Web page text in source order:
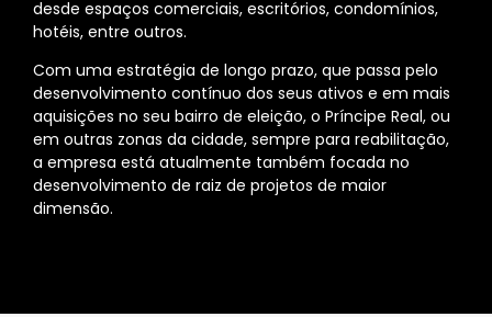
desde espaços comerciais, escritórios, condomínios,
hotéis, entre outros.
Com uma estratégia de longo prazo, que passa pelo
desenvolvimento contínuo dos seus ativos e em mais
aquisições no seu bairro de eleição, o Príncipe Real, ou
em outras zonas da cidade, sempre para reabilitação,
a empresa está atualmente também focada no
desenvolvimento de raiz de projetos de maior
dimensão.